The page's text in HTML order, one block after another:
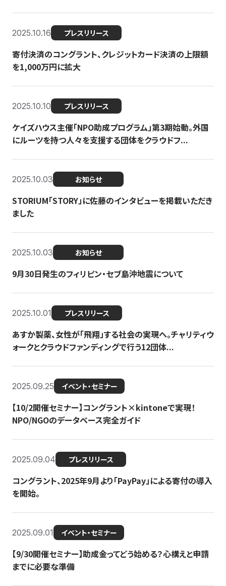
2025.10.16 プレスリリース
寄付決済のコングラント、クレジットカード決済の上限額
を1,000万円に拡大
2025.10.10 プレスリリース
ケイズハウス主催「NPO助成プログラム」第3期始動。外国
にルーツを持つ人々を支援する団体をクラウドフ...
2025.10.03 お知らせ
STORIUM「STORY」に佐藤のインタビューを掲載いただき
ました
2025.10.03 お知らせ
9月30日発生のフィリピン・セブ島沖地震について
2025.10.01 プレスリリース
あすか製薬、女性が「飛翔」する社会の実現へ。チャリティウ
ォークとクラウドファンディングで行う12団体...
2025.09.25 イベント・セミナー
【10/2開催セミナー】コングラント×kintoneで実現！
NPO/NGOのデータベース完全ガイド
2025.09.04 プレスリリース
コングラント、2025年9月より「PayPay」による寄付の導入
を開始。
2025.09.01 イベント・セミナー
【9/30開催セミナー】助成金ってどう始める？心構えと申請
までに必要な準備